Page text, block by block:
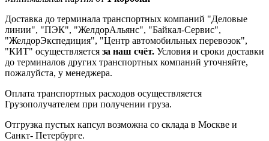
Доставка до терминала транспортных компаний "Деловые
линии", "ПЭК", "ЖелдорАльянс", "Байкал-Сервис",
"ЖелдорЭкспедиция", "Центр автомобильных перевозок",
"КИТ" осуществляется за наш счёт. Условия и сроки доставки
до терминалов других транспортных компаний уточняйте,
пожалуйста, у менеджера.
Оплата транспортных расходов осуществляется
Грузополучателем при получении груза.
Отгрузка пустых капсул возможна со склада в Москве и
Санкт- Петербурге.